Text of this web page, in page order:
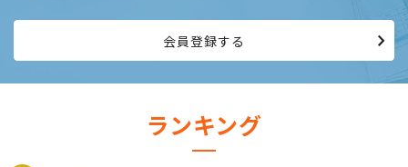
会員登録する
ランキング